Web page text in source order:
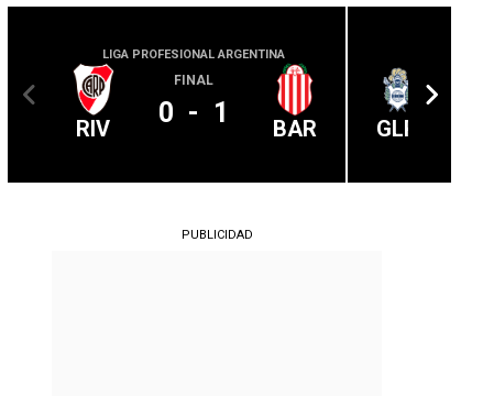
LIGA PROFESIONAL ARGENTINA
RIV
FINAL
0 - 1 BAR GLP
PUBLICIDAD